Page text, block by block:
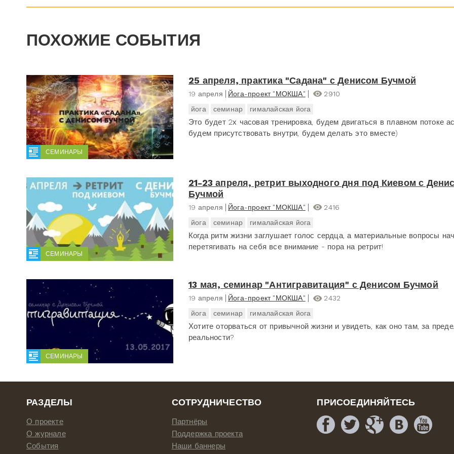
ПОХОЖИЕ СОБЫТИЯ
СЕМИНАРЫ
25 апреля, практика "Садана" с Денисом Бучмой
19 апреля Йога-проект "МОКША"
2910
йога
семинар гималайская йога
Это будет 2х часовая тренировка, будем двигаться в плавном потоке
будем присутствовать внутри, будем делать это вместе)
СЕМИНАРЫ
21-23 апреля, ретрит выходного дня под Киевом с
Бучмой
19 апреля Йога-проект "МОКША"
2416
йога
семинар гималайская йога
Когда ритм жизни заглушает голос сердца, а материальные вопросы
перетягивать на себя все внимание - пора на ретрит!
СЕМИНАРЫ
13 мая, семинар "Антигравитация" с Денисом Бучмой
19 апреля Йога-проект "МОКША"
2432
йога
семинар гималайская йога
Хотите оторваться от привычной жизни и увидеть, как оно там, за
реальности?
РАЗДЕЛЫ
О проекте
О журнале
События
СОТРУДНИЧЕСТВО
Партнёры
Поддержка проекта
Наши баннеры
ПРИСОЕДИНЯЙТЕСЬ